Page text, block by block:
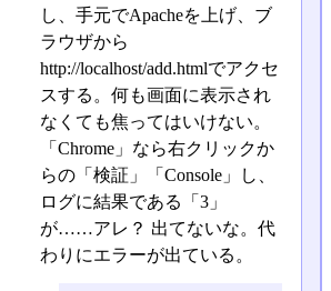
し、手元でApacheを上げ、ブ
ラウザから
http://localhost/add.htmlでアクセ
スする。何も画面に表示され
なくても焦ってはいけない。
「Chrome」なら右クリックか
らの「検証」「Console」し、
ログに結果である「3」
が……アレ？ 出てないな。代
わりにエラーが出ている。